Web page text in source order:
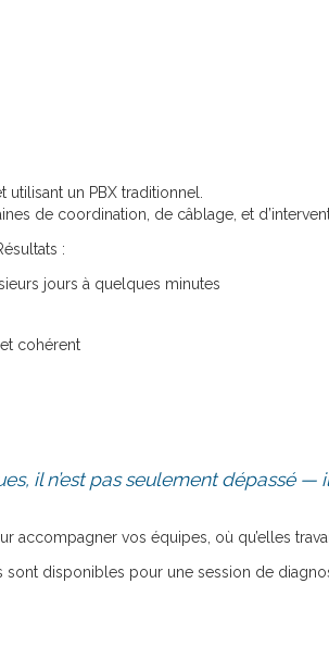
un PBX traditionnel.
de coordination, de câblage, et
:
jours à quelques minutes
cohérent
il n’est pas seulement dépassé —
accompagner vos équipes, où qu’elles
disponibles pour une session de